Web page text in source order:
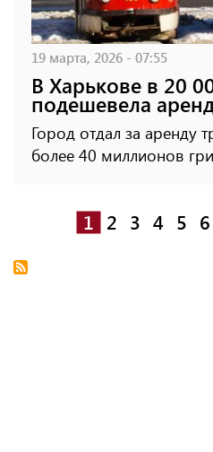
19 марта, 2026 - 07:55
В Харькове в 20
подешевела
Город отдал за аренду
более 40 миллионов
1 2 3 4 5 6